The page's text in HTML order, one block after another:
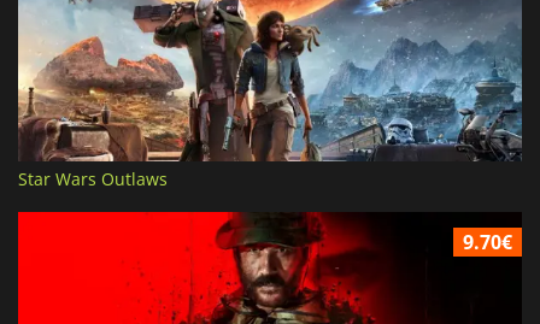
Star Wars Outlaws
9.70€